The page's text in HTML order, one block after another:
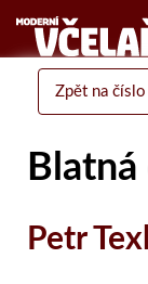
Zpět na číslo
Petr Texl